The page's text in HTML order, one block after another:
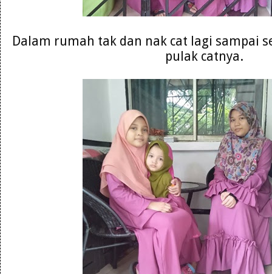
Dalam rumah tak dan nak cat lagi sampai
pulak catnya.